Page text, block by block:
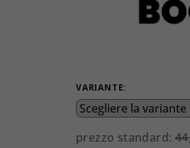
VARIANTE:
prezzo standard: